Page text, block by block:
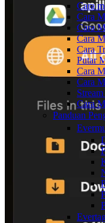
Cara
Cara
Cara
Cara
Cara
Putar
Cara
Cara
Cara
Panduan